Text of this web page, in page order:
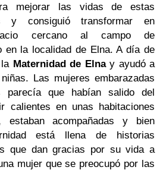
mejorar las vidas de estas
y consiguió transformar en
cercano al campo de
en la localidad de Elna. A día de
Maternidad de Elnay ayudó a
Las mujeres embarazadas
parecía que habían salido del
calientes en unas habitaciones
estaban acompañadas y bien
está llena de historias
que dan gracias por su vida a
mujer que se preocupó por las